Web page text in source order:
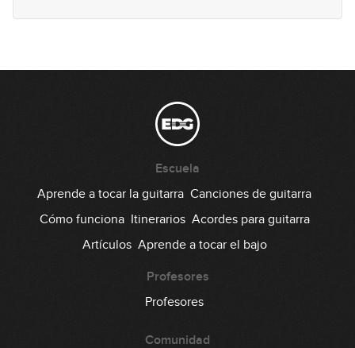
Escuela
Aprende a tocar la guitarra Canciones de guitarra
Cómo funciona Itinerarios Acordes para guitarra
Artículos Aprende a tocar el bajo
Profesores
Profesores
Comunidad